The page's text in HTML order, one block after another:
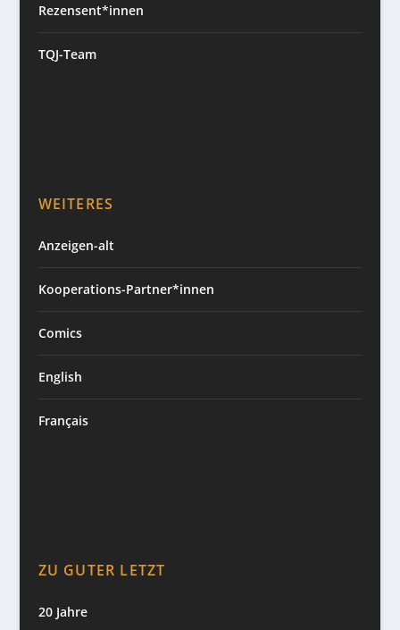
Rezensent*innen
TQJ-Team
WEITERES
Anzeigen-alt
Kooperations-Partner*innen
Comics
English
Français
ZU GUTER LETZT
20 Jahre